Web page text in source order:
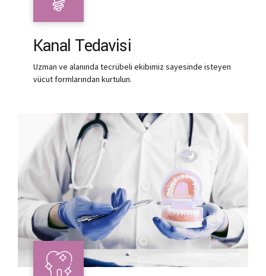
Kanal Tedavisi
Uzman ve alanında tecrübeli ekibimiz sayesinde isteyen
vücut formlarından kurtulun.